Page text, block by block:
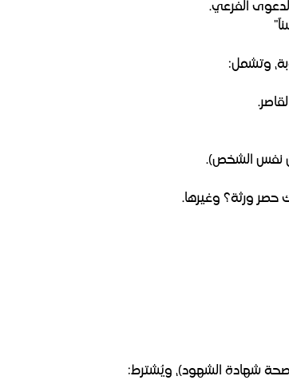
الفرعي.
وتشمل:
نفس الشخص).
حصر ورثة؟ وغيرها.
شهادة الشهود)، ويُشترط: